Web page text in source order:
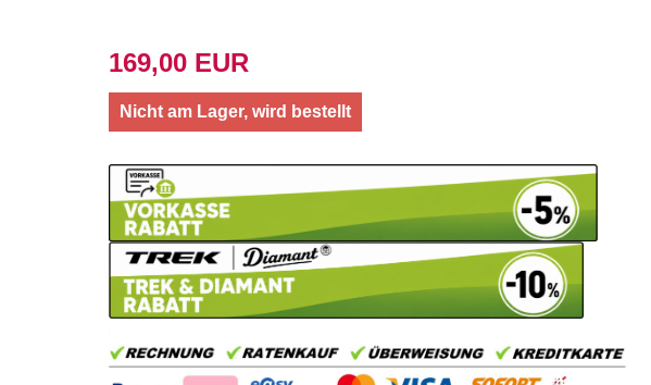
169,00 EUR
Nicht am Lager, wird bestellt